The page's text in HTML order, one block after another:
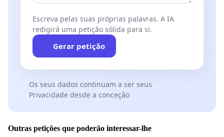
Escreva pelas suas próprias palavras. A IA
redigirá uma petição sólida para si.
Gerar petição
Os seus dados continuam a ser seus
Privacidade desde a conceção
Outras petições que poderão interessar-lhe